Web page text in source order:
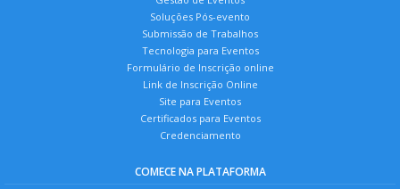
Soluções Pós-evento
Submissão de Trabalhos
Tecnologia para Eventos
Formulário de Inscrição online
Link de Inscrição Online
Site para Eventos
Certificados para Eventos
Credenciamento
COMECE NA PLATAFORMA